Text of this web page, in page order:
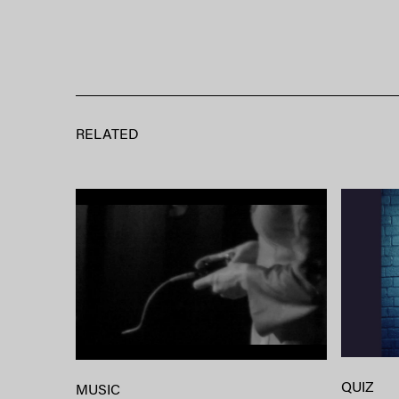
RELATED
MUSIC QUIZ